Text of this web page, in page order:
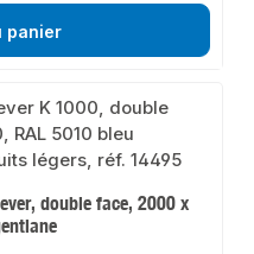
panier
double face, 2000 x